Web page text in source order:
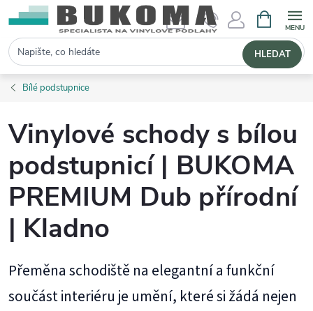
Hledat HLEDAT
Bílé podstupnice
Vinylové schody s bílou
podstupnicí | BUKOMA
PREMIUM Dub přírodní
| Kladno
Přeměna schodiště na elegantní a funkční
součást interiéru je umění, které si žádá nejen